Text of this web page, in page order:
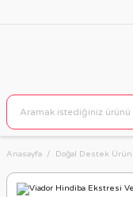
Anasayfa Doğal Destek